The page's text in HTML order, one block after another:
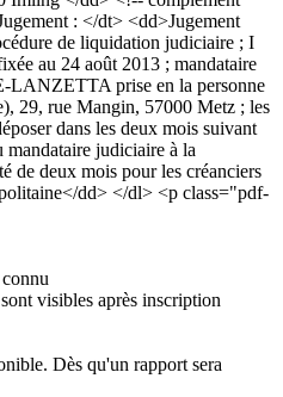
: </dt> <dd>Jugement
de liquidation judiciaire ; I
au 24 août 2013 ; mandataire
prise en la personne
29, rue Mangin, 57000 Metz ; les
dans les deux mois suivant
mandataire judiciaire à la
de deux mois pour les créanciers
dd> </dl> <p class="pdf-
visibles après inscription
Dès qu'un rapport sera